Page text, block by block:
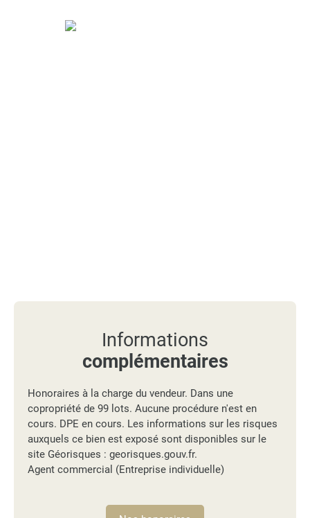
Informations
complémentaires
Honoraires à la charge du vendeur. Dans une
copropriété de 99 lots. Aucune procédure n'est en
cours. DPE en cours. Les informations sur les risques
auxquels ce bien est exposé sont disponibles sur le
site Géorisques : georisques.gouv.fr.
Agent commercial (Entreprise individuelle)